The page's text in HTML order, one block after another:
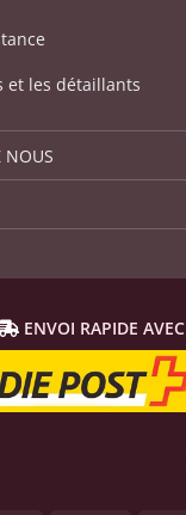
et les détaillants
NOUS
ENVOI RAPIDE AVEC